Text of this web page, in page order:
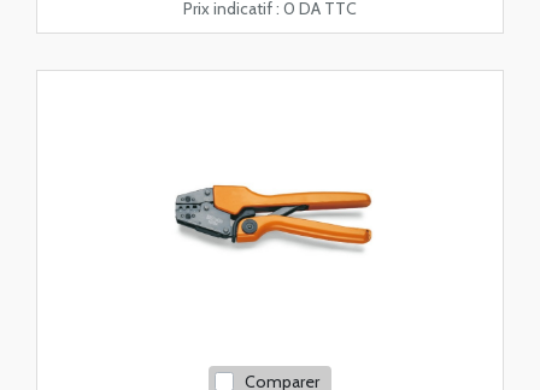
Prix indicatif : 0 DA TTC
Comparer